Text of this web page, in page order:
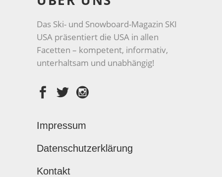
Das Ski- und Snowboard-Magazin SKI
USA präsentiert die USA in allen
Facetten – kompetent, informativ,
unterhaltsam und unabhängig!
Impressum
Datenschutzerklärung
Kontakt